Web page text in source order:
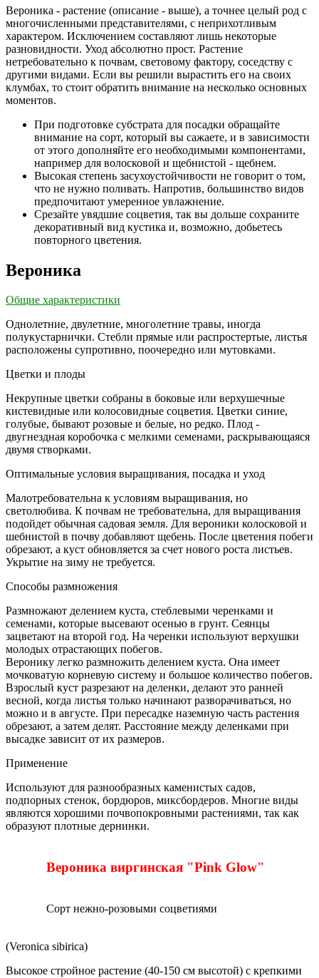
Вероника - растение (описание - выше), а точнее целый род с
многочисленными представителями, с неприхотливым
характером. Исключением составляют лишь некоторые
разновидности. Уход абсолютно прост. Растение
нетребовательно к почвам, световому фактору, соседству с
другими видами. Если вы решили вырастить его на своих
клумбах, то стоит обратить внимание на несколько основных
моментов.
При подготовке субстрата для посадки обращайте
внимание на сорт, который вы сажаете, и в зависимости
от этого дополняйте его необходимыми компонентами,
например для волосковой и щебнистой - щебнем.
Высокая степень засухоустойчивости не говорит о том,
что не нужно поливать. Напротив, большинство видов
предпочитают умеренное увлажнение.
Срезайте увядшие соцветия, так вы дольше сохраните
декоративный вид кустика и, возможно, добьетесь
повторного цветения.
Вероника
Общие характеристики
Однолетние, двулетние, многолетние травы, иногда
полукустарнички. Стебли прямые или распростертые, листья
расположены супротивно, поочередно или мутовками.
Цветки и плоды
Некрупные цветки собраны в боковые или верхушечные
кистевидные или колосовидные соцветия. Цветки синие,
голубые, бывают розовые и белые, но редко. Плод -
двугнездная коробочка с мелкими семенами, раскрывающаяся
двумя створками.
Оптимальные условия выращивания, посадка и уход
Малотребовательна к условиям выращивания, но
светолюбива. К почвам не требовательна, для выращивания
подойдет обычная садовая земля. Для вероники колосковой и
шебнистой в почву добавляют щебень. После цветения побеги
обрезают, а куст обновляется за счет нового роста листьев.
Укрытие на зиму не требуется.
Способы размножения
Размножают делением куста, стеблевыми черенками и
семенами, которые высевают осенью в грунт. Сеянцы
зацветают на второй год. На черенки используют верхушки
молодых отрастающих побегов.
Веронику легко размножить делением куста. Она имеет
мочковатую корневую систему и большое количество побегов.
Взрослый куст разрезают на деленки, делают это ранней
весной, когда листья только начинают разворачиваться, но
можно и в августе. При пересадке наземную часть растения
обрезают, а затем делят. Расстояние между деленками при
высадке зависит от их размеров.
Применение
Используют для разнообразных каменистых садов,
подпорных стенок, бордюров, миксбордеров. Многие виды
являются хорошими почвопокровными растениями, так как
образуют плотные дернинки.
Вероника виргинская "Pink Glow"
Сорт нежно-розовыми соцветиями
(Veronica sibirica)
Высокое стройное растение (40-150 см высотой) с крепкими